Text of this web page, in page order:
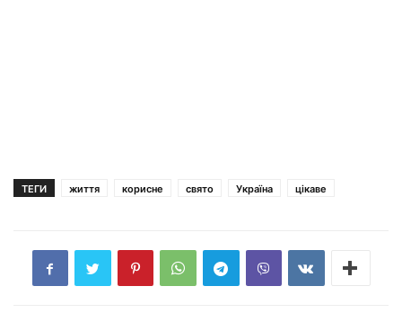
ТЕГИ життя корисне свято Україна цікаве